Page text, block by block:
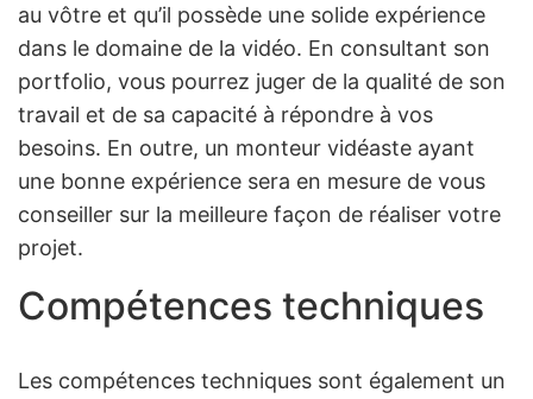
au vôtre et qu’il possède une solide expérience
dans le domaine de la vidéo. En consultant son
portfolio, vous pourrez juger de la qualité de son
travail et de sa capacité à répondre à vos
besoins. En outre, un monteur vidéaste ayant
une bonne expérience sera en mesure de vous
conseiller sur la meilleure façon de réaliser votre
projet.
Compétences techniques
Les compétences techniques sont également un